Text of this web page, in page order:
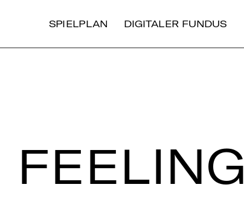
SPIELPLAN DIGITALER FUNDUS